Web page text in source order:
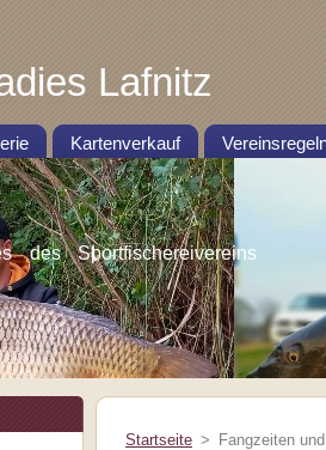
Lafnitz
Kartenverkauf
des Sportfischereivereins
Startseite > Fangzeiten